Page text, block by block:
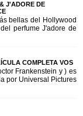
J'ADORE DE
bellas del Hollywood
perfume J'adore de
COMPLETA VOS
Frankenstein y ) es
por Universal Pictures